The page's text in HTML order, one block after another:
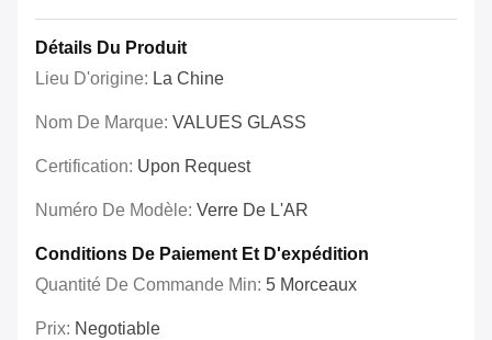
Détails Du Produit
Lieu D'origine: La Chine
Nom De Marque: VALUES GLASS
Certification: Upon Request
Numéro De Modèle: Verre De L'AR
Conditions De Paiement Et D'expédition
Quantité De Commande Min: 5 Morceaux
Prix: Negotiable